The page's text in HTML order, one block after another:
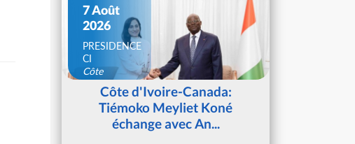
7 Août
2026
PRESIDENCE
CI
Côte
d'IvoireCôte d'Ivoire-Canada:
Tiémoko Meyliet Koné
échange avec An...